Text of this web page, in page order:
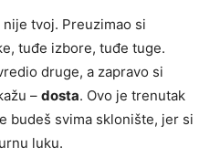
tvoj. Preuzimao si
tuđe izbore, tuđe tuge.
druge, a zapravo si
– dosta. Ovo je trenutak
budeš svima sklonište, jer si
luku.